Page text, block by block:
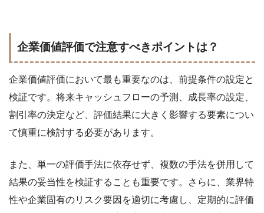
企業価値評価で注意すべきポイントは？
企業価値評価において最も重要なのは、前提条件の設定と
検証です。将来キャッシュフローの予測、成長率の設定、
割引率の決定など、評価結果に大きく影響する要素につい
て慎重に検討する必要があります。
また、単一の評価手法に依存せず、複数の手法を併用して
結果の妥当性を検証することも重要です。さらに、業界特
性や企業固有のリスク要因を適切に考慮し、定期的に評価